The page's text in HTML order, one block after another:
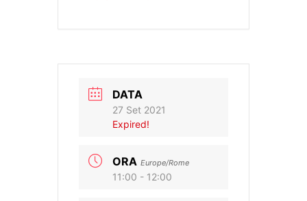
DATA
27 Set 2021
Expired!
ORA Europe/Rome
11:00 - 12:00